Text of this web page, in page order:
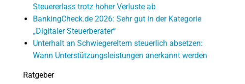
Steuererlass trotz hoher Verluste ab
BankingCheck.de 2026: Sehr gut in der Kategorie
„Digitaler Steuerberater“
Unterhalt an Schwiegereltern steuerlich absetzen:
Wann Unterstützungsleistungen anerkannt werden
Ratgeber